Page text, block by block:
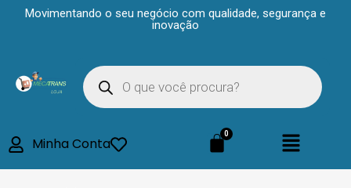
Movimentando o seu negócio com qualidade, segurança e
inovação
Minha Conta